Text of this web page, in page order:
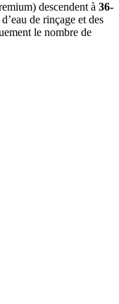
descendent à 36-
de rinçage et des
le nombre de